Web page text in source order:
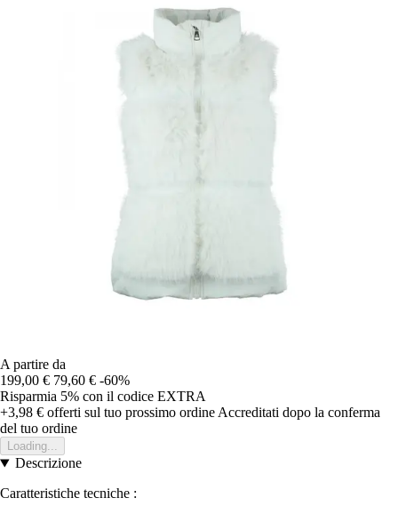
A partire da
199,00 € 79,60 € -60%
Risparmia 5% con il codice EXTRA
+3,98 € offerti sul tuo prossimo ordine Accreditati dopo la conferma
del tuo ordine
Loading...
Descrizione
Caratteristiche tecniche :